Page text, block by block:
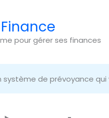
pour gérer ses finances
système de prévoyance